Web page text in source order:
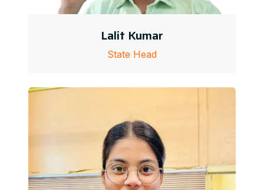
Lalit Kumar
State Head